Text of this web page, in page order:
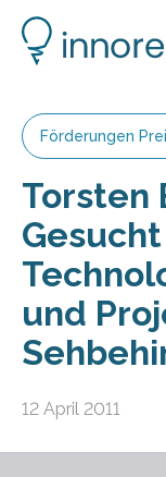
Förderungen
Torsten
und
12 April 2011